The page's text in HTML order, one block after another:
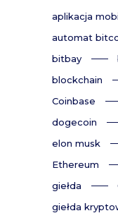
aplikacja
automat
bitbay
blockchain
Coinbase
dogecoin
elon musk
Ethereum
giełda
giełda